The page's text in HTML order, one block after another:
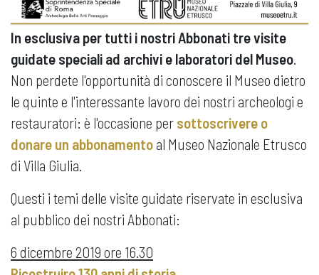
In esclusiva per tutti i nostri Abbonati tre visite
guidate speciali ad archivi e laboratori del Museo.
Non perdete l'opportunità di conoscere il Museo dietro
le quinte e l'interessante lavoro dei nostri archeologi e
restauratori: è l'occasione per sottoscrivere o
donare un abbonamento al Museo Nazionale Etrusco
di Villa Giulia.
Questi i temi delle visite guidate riservate in esclusiva
al pubblico dei nostri Abbonati:
6 dicembre 2019 ore 16.30